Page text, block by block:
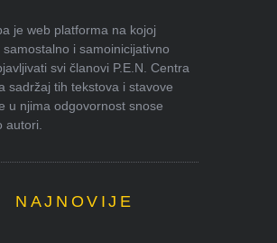
je web platforma na kojoj
samostalno i samoinicijativno
svi članovi P.E.N. Centra
sadržaj tih tekstova i stavove
u njima odgovornost snose
autori.
NAJNOVIJE